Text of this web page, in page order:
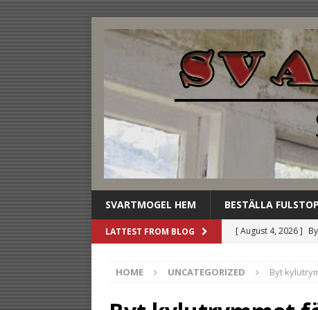
SVARTMOGEL HEM BESTÄLLA
LATTEST FROM BLOG [ August 4, 2026 ]
[ August 3, 2026 ]
HOME UNCATEGORIZED Byt